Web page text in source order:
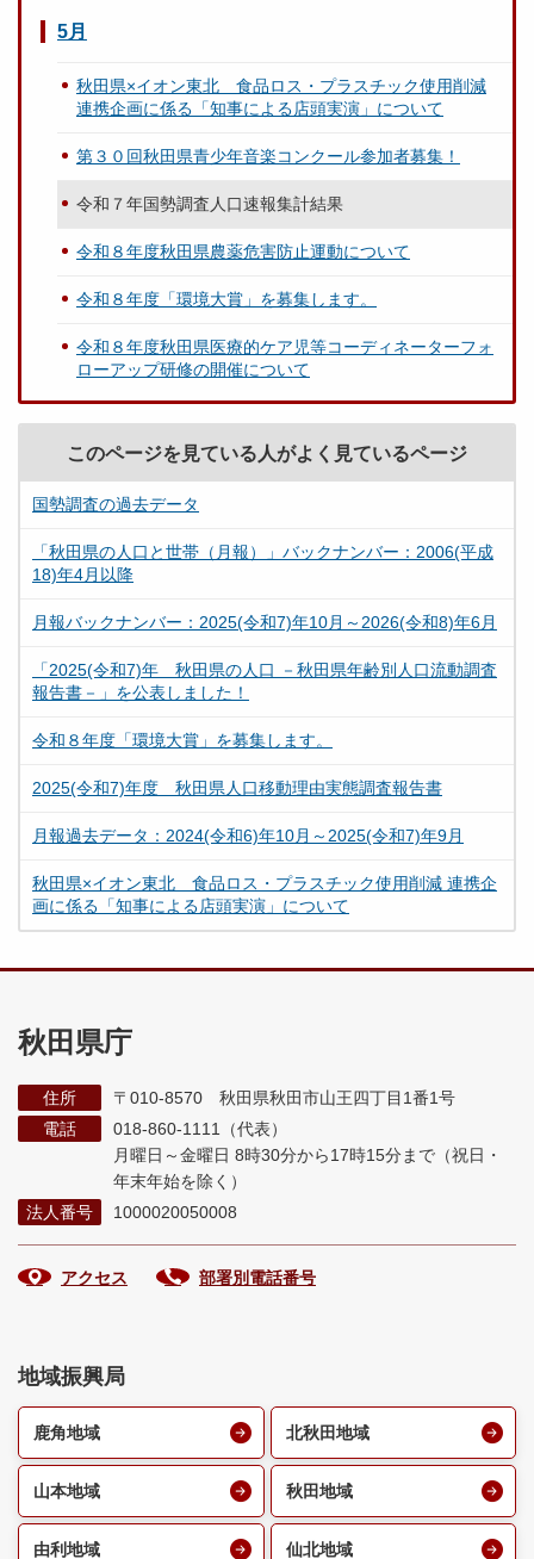
5月
秋田県×イオン東北 食品ロス・プラスチック使用削減
連携企画に係る「知事による店頭実演」について
第３０回秋田県青少年音楽コンクール参加者募集！
令和７年国勢調査人口速報集計結果
令和８年度秋田県農薬危害防止運動について
令和８年度「環境大賞」を募集します。
令和８年度秋田県医療的ケア児等コーディネーターフォ
ローアップ研修の開催について
このページを見ている人がよく見ているページ
国勢調査の過去データ
「秋田県の人口と世帯（月報）」バックナンバー：2006(平成
18)年4月以降
月報バックナンバー：2025(令和7)年10月～2026(令和8)年6月
「2025(令和7)年 秋田県の人口 －秋田県年齢別人口流動調査
報告書－」を公表しました！
令和８年度「環境大賞」を募集します。
2025(令和7)年度 秋田県人口移動理由実態調査報告書
月報過去データ：2024(令和6)年10月～2025(令和7)年9月
秋田県×イオン東北 食品ロス・プラスチック使用削減 連携企
画に係る「知事による店頭実演」について
秋田県庁
住所
〒010-8570 秋田県秋田市山王四丁目1番1号
電話
018-860-1111（代表）
月曜日～金曜日 8時30分から17時15分まで （祝日・
年末年始を除く）
法人番号
1000020050008
アクセス 部署別電話番号
地域振興局
鹿角地域 北秋田地域
山本地域 秋田地域
由利地域 仙北地域